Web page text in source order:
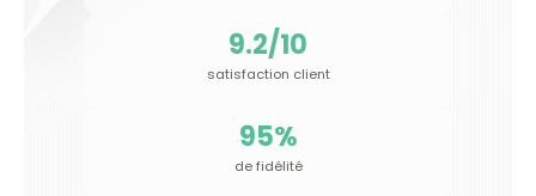
satisfaction client
9.2/10
de fidélité
95%